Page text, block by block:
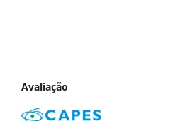
Avaliação